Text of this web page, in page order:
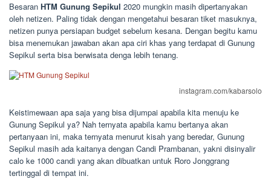
Besaran HTM Gunung Sepikul 2020 mungkin masih dipertanyakan
oleh netizen. Paling tidak dengan mengetahui besaran tiket masuknya,
netizen punya persiapan budget sebelum kesana. Dengan begitu kamu
bisa menemukan jawaban akan apa ciri khas yang terdapat di Gunung
Sepikul serta bisa berwisata denga lebih tenang.
instagram.com/kabarsolo
Keistimewaan apa saja yang bisa dijumpai apabila kita menuju ke
Gunung Sepikul ya? Nah ternyata apabila kamu bertanya akan
pertanyaan ini, maka ternyata menurut kisah yang beredar, Gunung
Sepikul masih ada kaitanya dengan Candi Prambanan, yakni disinyalir
calo ke 1000 candi yang akan dibuatkan untuk Roro Jonggrang
tertinggal di tempat ini.